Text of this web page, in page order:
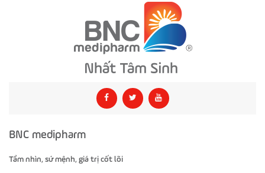
BNC medipharm
Tầm nhìn, sứ mệnh, giá trị cốt lõi